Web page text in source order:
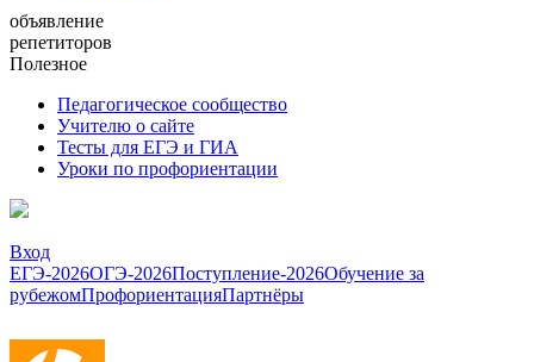
объявление
репетиторов
Полезное
Педагогическое сообщество
Учителю о сайте
Тесты для ЕГЭ и ГИА
Уроки по профориентации
Вход
ЕГЭ-2026ОГЭ-2026Поступление-2026Обучение за
рубежомПрофориентацияПартнёры